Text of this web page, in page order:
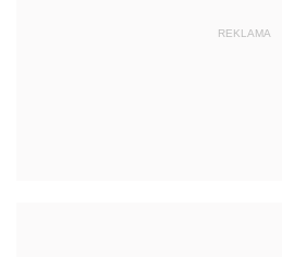
REKLAMA